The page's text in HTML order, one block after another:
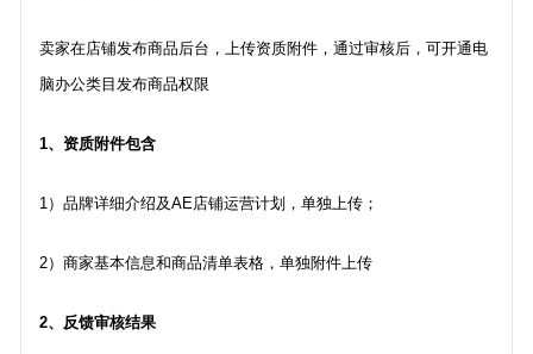
卖家在店铺发布商品后台，上传资质附件，通过审核后，可开通电
脑办公类目发布商品权限
1、资质附件包含
1）品牌详细介绍及AE店铺运营计划，单独上传；
2）商家基本信息和商品清单表格，单独附件上传
2、反馈审核结果